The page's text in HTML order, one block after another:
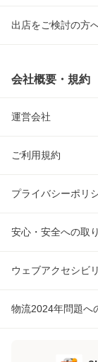
出店をご検討の方
会社概要・規約
運営会社
ご利用規約
プライバシーポリ
安心・安全への取
ウェブアクセシビ
物流2024年問題へ